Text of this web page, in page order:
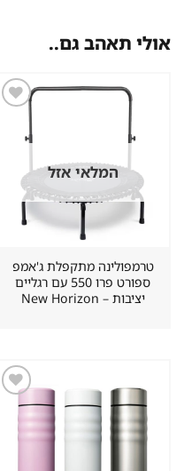
אולי תאהב גם..
מוצר
במועדפים
המלאי אזל
טרמפולינה מתקפלת ג'אמפ
ספורט פרו 550 עם רגליים
יציבות – New Horizon
שמור
מוצר
במועדפים